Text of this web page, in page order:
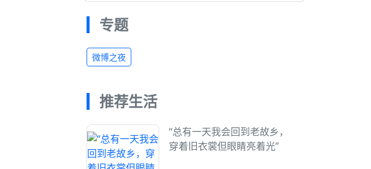
专题
微博之夜
推荐生活
“总有一天我会回到老故乡，
穿着旧衣裳但眼睛亮着光”